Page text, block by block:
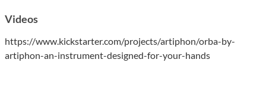
Videos
https://www.kickstarter.com/projects/artiphon/orba-by-
artiphon-an-instrument-designed-for-your-hands